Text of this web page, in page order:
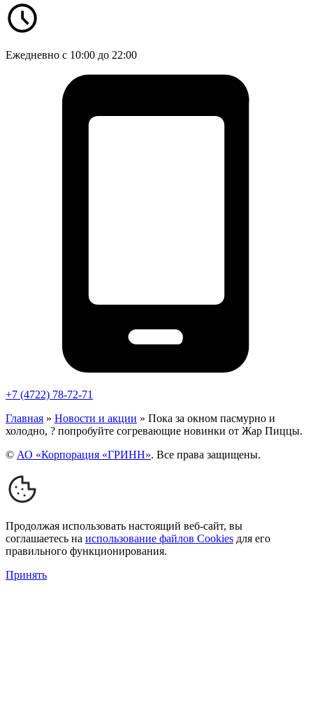
Ежедневно с 10:00 до 22:00
+7 (4722) 78-72-71
Главная » Новости и акции » Пока за окном пасмурно и
холодно, ? попробуйте согревающие новинки от Жар Пиццы.
© АО «Корпорация «ГРИНН». Все права защищены.
Продолжая использовать настоящий веб-сайт, вы
соглашаетесь на использование файлов Cookies для его
правильного функционирования.
Принять